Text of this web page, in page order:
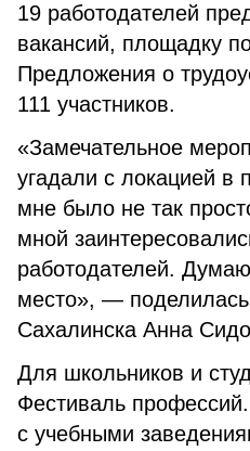
19 работодателей
вакансий, площадку
Предложения о
111 участников.
«Замечательное
угадали с локацией в
мне было не так
мной
работодателей.
место», —
Сахалинска Анна
Для школьников и
Фестиваль
с учебными